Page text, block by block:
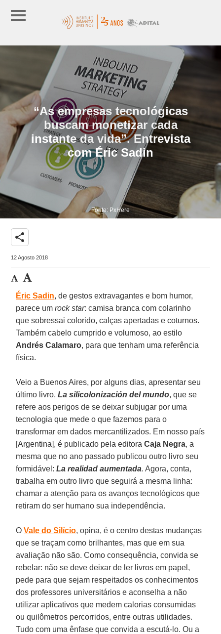
“As empresas tecnológicas
buscam monetizar cada
instante da vida”. Entrevista
com Éric Sadin
Fonte: PxHere
share
12 Agosto 2018
Éric Sadin, de gestos extravagantes e bom humor,
parece umrock star: camisa branca com colarinho
que sobressai colorido, calças apertadas e coturnos.
Também cabelo cumprido e volumoso, ao estilo
Andrés Calamaro, para que tenham uma referência
física.
Veio a Buenos Aires, por alguns dias, apresentar seu
último livro,La silicolonización del mundo, que se
refere aos perigos de se deixar subjugar por uma
tecnologia que mede o que fazemos para o
transformar em dados mercantilizados. Em nosso país
[Argentina], é publicado pela editoraCaja Negra, a
mesma que no ano passado publicou outro livro seu
formidável:La realidad aumentada. Agora, conta,
trabalha em outro livro que seguirá a mesma linha:
chamar a atenção para os avanços tecnológicos que
retiram do ser humano sua independência.
OVale do Silício, opina, é o centro destas mudanças
que se traçam como brilhantes, mas que em sua
avaliação não são. Como consequência, convida se
rebelar: não se deve deixar de ler livros em papel,
pede para que sejam respeitados os conhecimentos
dos professores universitários e aconselha a não
utilizar aplicativos que medem calorias consumidas
ou quilômetros percorridos, entre outras utilidades.
Tudo com uma ênfase que convida a escutá-lo. Ou a